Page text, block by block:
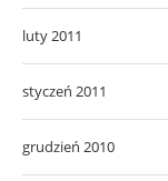
luty 2011
styczeń 2011
grudzień 2010